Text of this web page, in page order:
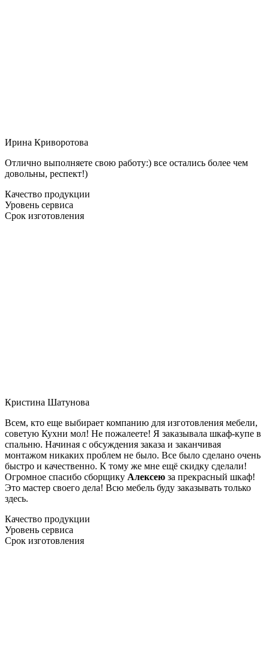
Ирина Криворотова
Отлично выполняете свою работу:) все остались более чем
довольны, респект!)
Качество продукции
Уровень сервиса
Срок изготовления
Кристина Шатунова
Всем, кто еще выбирает компанию для изготовления мебели,
советую Кухни мол! Не пожалеете! Я заказывала шкаф-купе в
спальню. Начиная с обсуждения заказа и заканчивая
монтажом никаких проблем не было. Все было сделано очень
быстро и качественно. К тому же мне ещё скидку сделали!
Огромное спасибо сборщику Алексею за прекрасный шкаф!
Это мастер своего дела! Всю мебель буду заказывать только
здесь.
Качество продукции
Уровень сервиса
Срок изготовления